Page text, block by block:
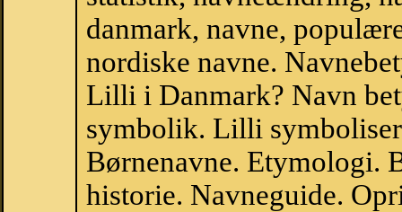
danmark, navne,
nordiske navne.
Lilli i Danmark? Navn
symbolik. Lilli
Børnenavne. Etymologi.
historie. Navneguide.